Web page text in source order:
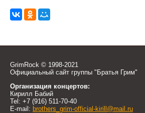
GrimRock © 1998-2021
Официальный сайт группы "Братья Грим"
Организация концертов:
Кирилл Бабий
Tel: +7 (916) 511-70-40
E-mail: brothers_grim-official-kirill@mail.ru